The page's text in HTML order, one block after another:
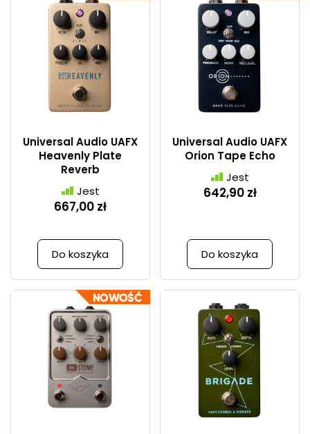
Universal Audio UAFX
Heavenly Plate
Reverb
Jest
667,00 zł
Do koszyka
Universal Audio UAFX
Orion Tape Echo
Jest
642,90 zł
Do koszyka